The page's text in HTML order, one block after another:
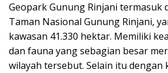
Geopark Gunung Rinjani termasuk
Taman Nasional Gunung Rinjani,
kawasan 41.330 hektar. Memiliki
dan fauna yang sebagian besar
wilayah tersebut. Selain itu dengan